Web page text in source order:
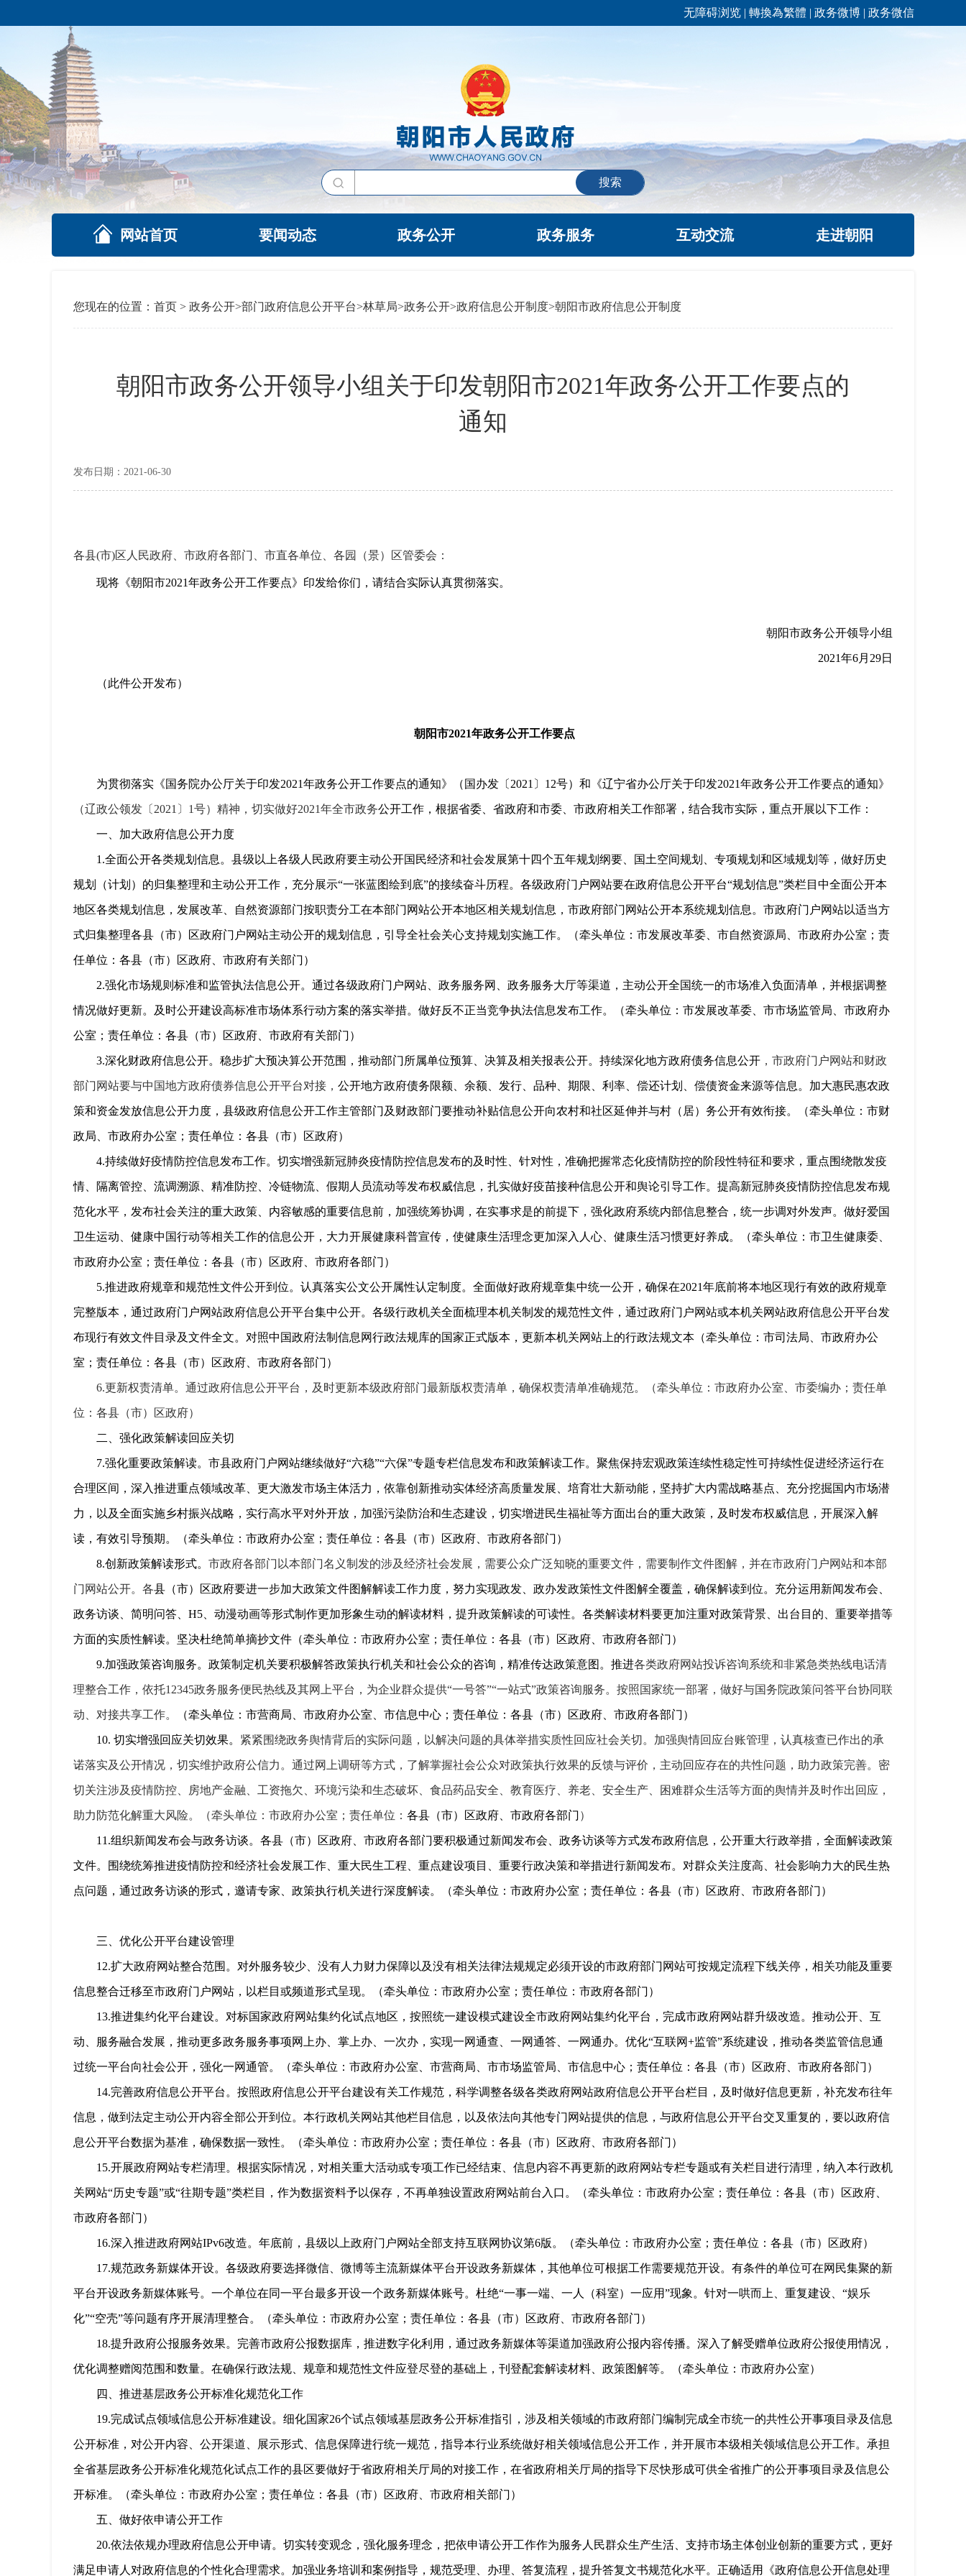
无障碍浏览 | 轉換為繁體 | 政务微博 | 政务微信
搜索
网站首页 要闻动态 政务公开 政务服务 互动交流 走进朝阳
您现在的位置： 首页 > 政务公开>部门政府信息公开平台>林草局>政务公开>政府信息公开制度>朝阳市政府信息公开制度
朝阳市政务公开领导小组关于印发朝阳市2021年政务公开工作要点的
通知
发布日期：2021-06-30
各县(市)区人民政府、市政府各部门、市直各单位、各园（景）区管委会：
现将《朝阳市2021年政务公开工作要点》印发给你们，请结合实际认真贯彻落实。
朝阳市政务公开领导小组
2021年6月 29日
（此件公开发布）
朝阳市2021年政务公开工作要点
为贯彻落实《国务院办公厅关于印发2021年政务公开工作要点的通知》（国办发〔 2021 〕 12号）和《辽宁省办公厅关于印发2021年政务公开工作要点的通知》
（辽政公领发〔2021〕1号）精神，切实做好2021年全市政务公开工作，根据省委、省政府和市委、市政府相关工作部署，结合我市实际，重点开展以下工作：
一、加大政府信息公开力度
1.全面公开各类规划信息。县级以上各级人民政府要主动公开国民经济和社会发展第十四个五年规划纲要、国土空间规划、专项规划和区域规划等，做好历史
规划（计划）的归集整理和主动公开工作，充分展示“一张蓝图绘到底”的接续奋斗历程。各级政府门户网站要在政府信息公开平台“规划信息”类栏目中全面公开本
地区各类规划信息，发展改革、自然资源部门按职责分工在本部门网站公开本地区相关规划信息，市政府部门网站公开本系统规划信息。市政府门户网站以适当方
式归集整理各县（市）区政府门户网站主动公开的规划信息，引导全社会关心支持规划实施工作。（牵头单位：市发展改革委、市自然资源局、市政府办公室；责
任单位：各县（市）区政府、市政府有关部门）
2.强化市场规则标准和监管执法信息公开。通过各级政府门户网站、政务服务网、政务服务大厅等渠道，主动公开全国统一的市场准入负面清单，并根据调整
情况做好更新。及时公开建设高标准市场体系行动方案的落实举措。做好反不正当竞争执法信息发布工作。（牵头单位：市发展改革委、市市场监管局、市政府办
公室；责任单位：各县（市）区政府、市政府有关部门）
3.深化财政府信息公开。稳步扩大预决算公开范围，推动部门所属单位预算、决算及相关报表公开。持续深化地方政府债务信息公开 ，市政府门户网站和财政
部门网站要与中国地方政府债券信息公开平台对接， 公开地方政府债务限额、余额、发行、品种、期限、利率、偿还计划、偿债资金来源等信息。加大惠民惠农政
策和资金发放信息公开力度，县级政府信息公开工作主管部门及财政部门要推动补贴信息公开向农村和社区延伸并与村（居）务公开有效衔接。（牵头单位：市财
政局、市政府办公室；责任单位：各县（市）区政府）
4.持续做好疫情防控信息发布工作。切实增强新冠肺炎疫情防控信息发布的及时性、针对性，准确把握常态化疫情防控的阶段性特征和要求，重点围绕散发疫
情、隔离管控、流调溯源、精准防控、冷链物流、假期人员流动等发布权威信息，扎实做好疫苗接种信息公开和舆论引导工作。提高新冠肺炎疫情防控信息发布规
范化水平，发布社会关注的重大政策、内容敏感的重要信息前，加强统筹协调，在实事求是的前提下，强化政府系统内部信息整合，统一步调对外发声。做好爱国
卫生运动、健康中国行动等相关工作的信息公开，大力开展健康科普宣传，使健康生活理念更加深入人心、健康生活习惯更好养成。（牵头单位：市卫生健康委、
市政府办公室；责任单位：各县（市）区政府、市政府各部门）
5.推进政府规章和规范性文件公开到位。 认真落实公文公开属性认定制度。全面做好政府规章集中统一公开，确保在2021年底前将本地区现行有效的政府规章
完整版本，通过政府门户网站政府信息公开平台集中公开。各级行政机关全面梳理本机关制发的规范性文件，通过政府门户网站或本机关网站政府信息公开平台发
布现行有效文件目录及文件全文。对照中国政府法制信息网行政法规库的国家正式版本，更新本机关网站上的行政法规文本（牵头单位：市司法局、市政府办公
室；责任单位：各县（市）区政府、市政府各部门）
6.更新权责清单。通过政府信息公开平台，及时更新本级政府部门最新版权责清单，确保权责清单准确规范。（牵头单位：市政府办公室、市委编办；责任单
位：各县（市）区政府）
二、强化政策解读回应关切
7.强化重要政策解读。市县政府门户网站继续做好“六稳”“六保”专题专栏信息发布和政策解读工作。聚焦保持宏观政策连续性稳定性可持续性促进经济运行在
合理区间，深入推进重点领域改革、更大激发市场主体活力，依靠创新推动实体经济高质量发展、培育壮大新动能，坚持扩大内需战略基点、充分挖掘国内市场潜
力，以及全面实施乡村振兴战略，实行高水平对外开放，加强污染防治和生态建设，切实增进民生福祉等方面出台的重大政策，及时发布权威信息，开展深入解
读，有效引导预期。（牵头单位：市政府办公室；责任单位：各县（市）区政府、市政府各部门）
8.创新政策解读形式。 市政府各部门以本部门名义制发的涉及经济社会发展，需要公众广泛知晓的重要文件，需要制作文件图解，并在市政府门户网站和本部
门网站公开。各县（市）区政府要进一步加大政策文件图解解读工作力度，努力实现政发、政办发政策性文件图解全覆盖，确保解读到位。充分运用新闻发布会、
政务访谈、简明问答、 H5 、动漫动画等形式制作更加形象生动的解读材料，提升政策解读的可读性。各类解读材料要更加注重对政策背景、出台目的、重要举措等
方面的实质性解读。坚决杜绝简单摘抄文件（牵头单位：市政府办公室；责任单位：各县（市）区政府、市政府各部门）
9.加强政策咨询服务。 政策制定机关要积极解答政策执行机关和社会公众的咨询，精准传达政策意图。推进各类政府网站投诉咨询系统和非紧急类热线电话清
理整合工作，依托12345政务服务便民热线及其网上平台，为企业群众提供“一号答”“一站式”政策咨询服务。按照国家统一部署，做好与国务院政策问答平台协同联
动、对接共享工作。 （牵头单位：市营商局、市政府办公室、市信息中心；责任单位：各县（市）区政府、市政府各部门）
10. 切实增强回应关切效果。 紧紧围绕政务舆情背后的实际问题，以解决问题的具体举措实质性回应社会关切。加强舆情回应台账管理，认真核查已作出的承
诺落实及公开情况，切实维护政府公信力。通过网上调研等方式，了解掌握社会公众对政策执行效果的反馈与评价，主动回应存在的共性问题，助力政策完善。密
切关注涉及疫情防控、房地产金融、工资拖欠、环境污染和生态破坏、食品药品安全、教育医疗、养老、安全生产、困难群众生活等方面的舆情并及时作出回应，
助力防范化解重大风险。（牵头单位：市政府办公室；责任单位： 各县（市）区政府、市政府各部门 ）
11.组织新闻发布会与政务访谈。 各县（市）区政府、市政府各部门要积极通过新闻发布会、政务访谈等方式发布政府信息，公开重大行政举措，全面解读政策
文件。围绕统筹推进疫情防控和经济社会发展工作、重大民生工程、重点建设项目、重要行政决策和举措进行新闻发布。对群众关注度高、社会影响力大的民生热
点问题，通过政务访谈的形式，邀请专家、政策执行机关进行深度解读。（牵头单位：市政府办公室；责任单位：各县（市）区政府、市政府各部门）
三、优化公开平台建设管理
12.扩大政府网站整合范围。 对外服务较少、没有人力财力保障以及没有相关法律法规规定必须开设的市政府部门网站可按规定流程下线关停，相关功能及重要
信息整合迁移至市政府门户网站，以栏目或频道形式呈现。（牵头单位：市政府办公室；责任单位：市政府各部门）
13.推进集约化平台建设。 对标国家政府网站集约化试点地区，按照统一建设模式建设全市政府网站集约化平台，完成市政府网站群升级改造。推动公开、互
动、服务融合发展，推动更多政务服务事项网上办、掌上办、一次办，实现一网通查、一网通答、一网通办。优化“互联网+监管”系统建设，推动各类监管信息通
过统一平台向社会公开，强化一网通管。（牵头单位：市政府办公室、市营商局、市市场监管局、市信息中心；责任单位：各县（市）区政府、市政府各部门）
14.完善政府信息公开平台。 按照政府信息公开平台建设有关工作规范，科学调整各级各类政府网站政府信息公开平台栏目，及时做好信息更新，补充发布往年
信息，做到法定主动公开内容全部公开到位。本行政机关网站其他栏目信息，以及依法向其他专门网站提供的信息，与政府信息公开平台交叉重复的，要以政府信
息公开平台数据为基准，确保数据一致性。（牵头单位：市政府办公室；责任单位：各县（市）区政府、市政府各部门）
15.开展政府网站专栏清理。 根据实际情况，对相关重大活动或专项工作已经结束、信息内容不再更新的政府网站专栏专题或有关栏目进行清理，纳入本行政机
关网站“历史专题”或“往期专题”类栏目，作为数据资料予以保存，不再单独设置政府网站前台入口。（牵头单位：市政府办公室；责任单位：各县（市）区政府、
市政府各部门）
16.深入推进政府网站IPv6改造。 年底前，县级以上政府门户网站全部支持互联网协议第6版。（牵头单位：市政府办公室；责任单位：各县（市）区政府）
17.规范政务新媒体开设。 各级政府要选择微信、微博等主流新媒体平台开设政务新媒体，其他单位可根据工作需要规范开设。有条件的单位可在网民集聚的新
平台开设政务新媒体账号。一个单位在同一平台最多开设一个政务新媒体账号。杜绝“一事一端、一人（科室）一应用”现象。针对一哄而上、重复建设、“娱乐
化”“空壳”等问题有序开展清理整合。（牵头单位：市政府办公室；责任单位：各县（市）区政府、市政府各部门）
18.提升政府公报服务效果。 完善市政府公报数据库，推进数字化利用，通过政务新媒体等渠道加强政府公报内容传播。深入了解受赠单位政府公报使用情况，
优化调整赠阅范围和数量。在确保行政法规、规章和规范性文件应登尽登的基础上，刊登配套解读材料、政策图解等。（牵头单位：市政府办公室）
四、推进基层政务公开标准化规范化工作
19.完成试点领域信息公开标准建设。 细化国家26个试点领域基层政务公开标准指引，涉及相关领域的市政府部门编制完成全市统一的共性公开事项目录及信息
公开标准，对公开内容、公开渠道、展示形式、信息保障进行统一规范，指导本行业系统做好相关领域信息公开工作，并开展市本级相关领域信息公开工作。承担
全省基层政务公开标准化规范化试点工作的县区要做好于省政府相关厅局的对接工作，在省政府相关厅局的指导下尽快形成可供全省推广的公开事项目录及信息公
开标准。（牵头单位：市政府办公室；责任单位：各县（市）区政府、市政府相关部门）
五、做好依申请公开工作
20.依法依规办理政府信息公开申请。 切实转变观念，强化服务理念，把依申请公开工作作为服务人民群众生产生活、支持市场主体创业创新的重要方式，更好
满足申请人对政府信息的个性化合理需求。加强业务培训和案例指导，规范受理、办理、答复流程，提升答复文书规范化水平。正确适用《政府信息公开信息处理